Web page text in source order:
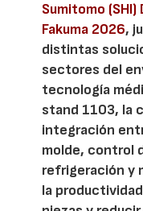
Sumitomo (SHI)
Fakuma 2026,
distintas
sectores del
tecnología
stand 1103, la
integración
molde, control
refrigeración y
la